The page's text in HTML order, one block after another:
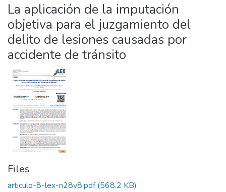
All of DSpace
Statistics
La aplicación de la imputación
objetiva para el juzgamiento del
delito de lesiones causadas por
accidente de tránsito
Files
articulo-8-lex-n28v8.pdf(568.2 KB)